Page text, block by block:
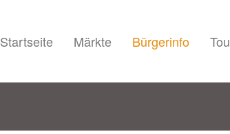
Startseite Märkte Bürgerinfo